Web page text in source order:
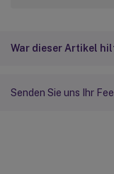
War dieser Artikel
Senden Sie uns Ihr